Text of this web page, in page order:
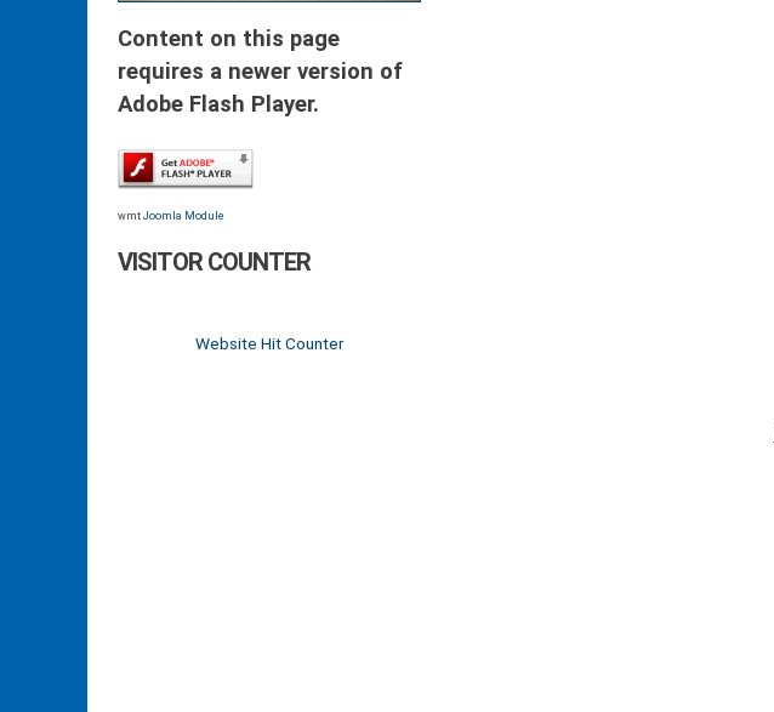
Content on this page
requires a newer version of
Adobe Flash Player.
wmt Joomla Module
VISITOR COUNTER
Website Hit Counter